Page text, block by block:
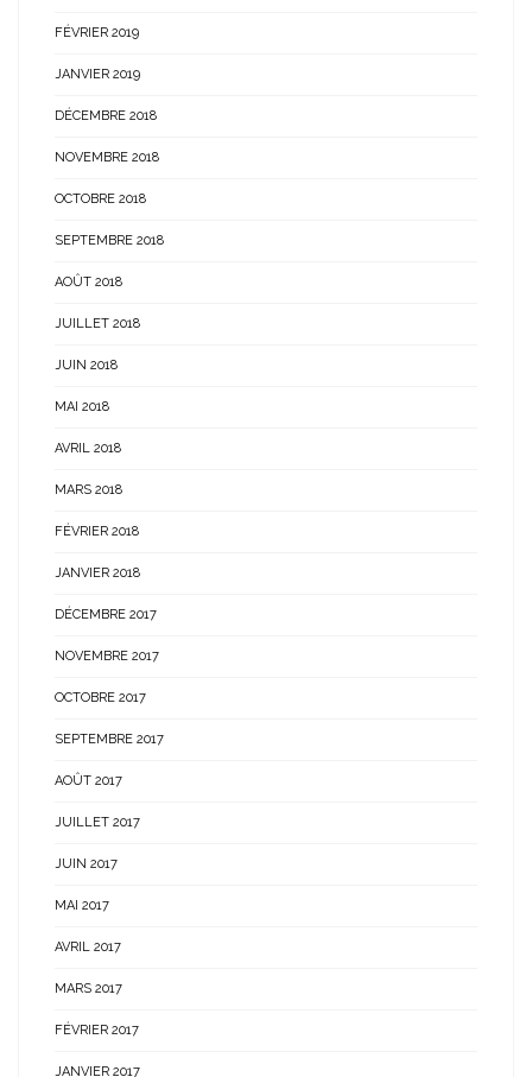
FÉVRIER 2019
JANVIER 2019
DÉCEMBRE 2018
NOVEMBRE 2018
OCTOBRE 2018
SEPTEMBRE 2018
AOÛT 2018
JUILLET 2018
JUIN 2018
MAI 2018
AVRIL 2018
MARS 2018
FÉVRIER 2018
JANVIER 2018
DÉCEMBRE 2017
NOVEMBRE 2017
OCTOBRE 2017
SEPTEMBRE 2017
AOÛT 2017
JUILLET 2017
JUIN 2017
MAI 2017
AVRIL 2017
MARS 2017
FÉVRIER 2017
JANVIER 2017